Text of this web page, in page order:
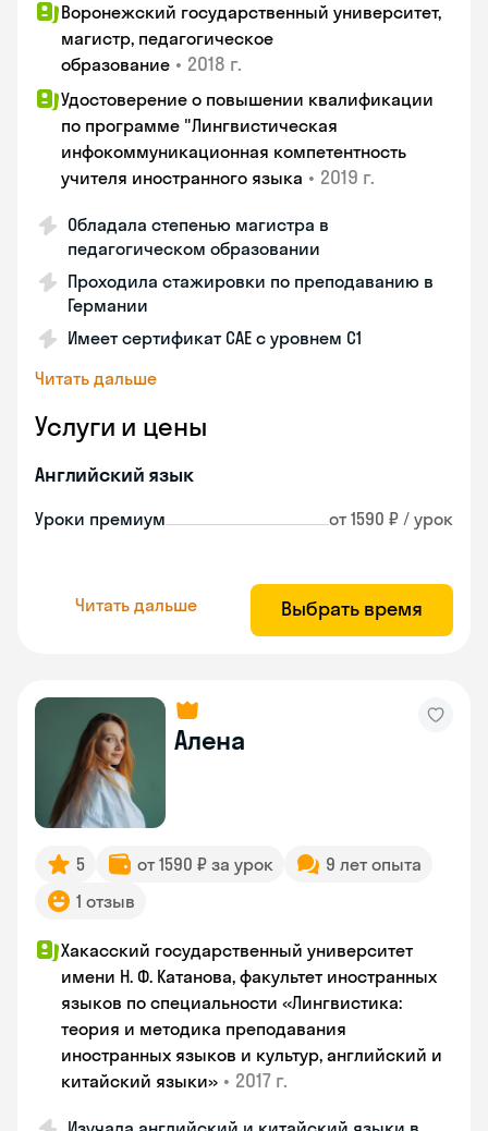
Воронежский государственный университет,
магистр, педагогическое
образование • 2018 г.
Удостоверение о повышении квалификации
по программе "Лингвистическая
инфокоммуникационная компетентность
учителя иностранного языка • 2019 г.
Обладала степенью магистра в
педагогическом образовании
Проходила стажировки по преподаванию в
Германии
Имеет сертификат САЕ с уровнем С1
Читать дальше
Услуги и цены
Английский язык
Уроки премиум от 1590 ₽ / урок
Читать дальше Выбрать время
Алена
5 от 1590 ₽ за урок
9 лет опыта
1 отзыв
Хакасский государственный университет
имени Н. Ф. Катанова, факультет иностранных
языков по специальности «Лингвистика:
теория и методика преподавания
иностранных языков и культур, английский и
китайский языки» • 2017 г.